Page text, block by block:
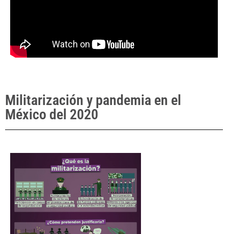
Militarización y pandemia en el
México del 2020